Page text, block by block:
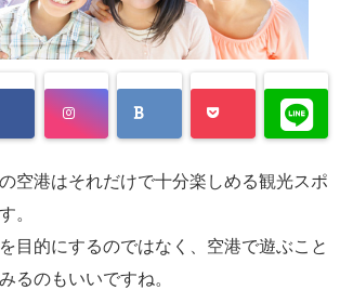
空港はそれだけで十分楽しめる観光スポ
。
目的にするのではなく、空港で遊ぶこと
るのもいいですね。